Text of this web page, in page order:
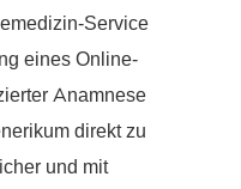
Service
eines Online-
Anamnese
direkt zu
und mit